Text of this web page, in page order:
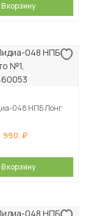
В корзину
048 НПБ Лонг
990
В корзину